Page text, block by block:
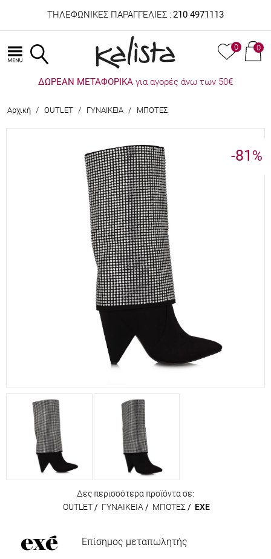
ΤΗΛΕΦΩΝΙΚΕΣ ΠΑΡΑΓΓΕΛΙΕΣ : 210 4971113
0 0
ΔΩΡΕΑΝ ΜΕΤΑΦΟΡΙΚΑ για αγορές άνω των 50€
Αρχική / OUTLET / ΓΥΝΑΙΚΕΙΑ / ΜΠΟΤΕΣ
-81 %
Δες περισσότερα προϊόντα σε:
OUTLET / ΓΥΝΑΙΚΕΙΑ / ΜΠΟΤΕΣ / EXE
Επίσημος μεταπωλητής